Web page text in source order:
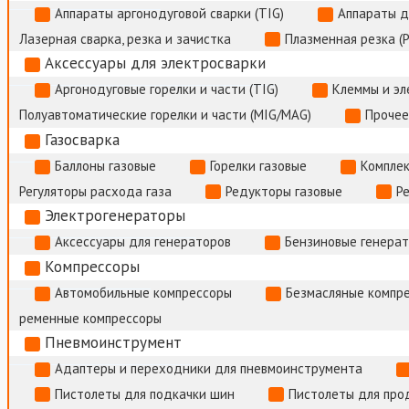
Аппараты аргонодуговой сварки (TIG)
Аппараты
Лазерная сварка, резка и зачистка
Плазменная резка
Аксессуары для электросварки
Аргонодуговые горелки и части (TIG)
Клеммы и
Полуавтоматические горелки и части (MIG/MAG)
Газосварка
Баллоны газовые Горелки газовые
Регуляторы расхода газа
Редукторы газовые
Электрогенераторы
Аксессуары для генераторов Бензиновые
Компрессоры
Автомобильные компрессоры
Безмасляные
ременные компрессоры
Пневмоинструмент
Адаптеры и переходники для пневмоинструмента
Пистолеты для подкачки шин
Пистолеты для